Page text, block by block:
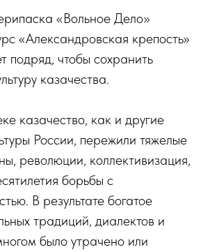
«Вольное Дело»
«Александровская крепость»
подряд, чтобы сохранить
казачества.
казачество, как и другие
России, пережили тяжелые
революции, коллективизация,
борьбы с
В результате богатое
традиций, диалектов и
было утрачено или